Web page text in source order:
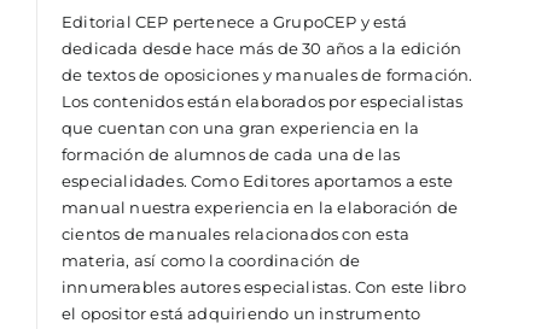
Editorial CEP pertenece a GrupoCEP y está
dedicada desde hace más de 30 años a la edición
de textos de oposiciones y manuales de formación.
Los contenidos están elaborados por especialistas
que cuentan con una gran experiencia en la
formación de alumnos de cada una de las
especialidades. Como Editores aportamos a este
manual nuestra experiencia en la elaboración de
cientos de manuales relacionados con esta
materia, así como la coordinación de
innumerables autores especialistas. Con este libro
el opositor está adquiriendo un instrumento